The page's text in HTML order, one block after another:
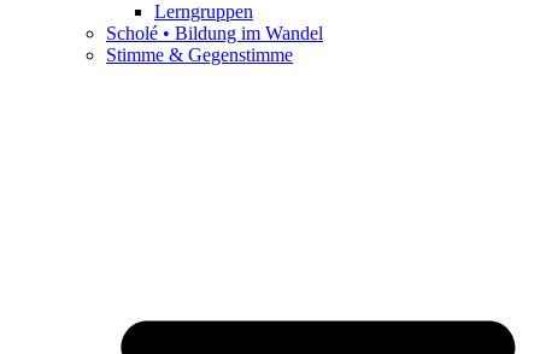
Lerngruppen
Scholé • Bildung im Wandel
Stimme & Gegenstimme